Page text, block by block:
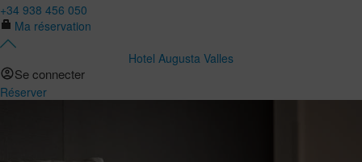
+34 938 456 050
Ma réservation
Hotel Augusta Valles
Se connecter
Réserver